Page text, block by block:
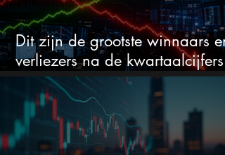
Dit zijn de grootste winnaars en
verliezers na de kwartaalcijfers
(2 springen eruit)